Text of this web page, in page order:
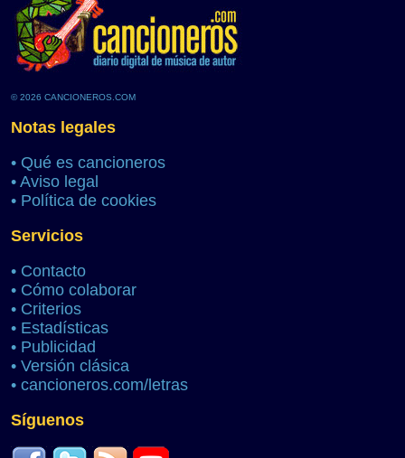
© 2026 CANCIONEROS.COM
Notas legales
• Qué es cancioneros
• Aviso legal
• Política de cookies
Servicios
• Contacto
• Cómo colaborar
• Criterios
• Estadísticas
• Publicidad
• Versión clásica
• cancioneros.com/letras
Síguenos